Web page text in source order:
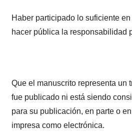
Haber participado lo suficiente
hacer pública la responsabilidad
Que el manuscrito representa un
fue publicado ni está siendo
para su publicación, en parte o
impresa como electrónica.